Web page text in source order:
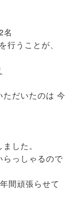
名
行うことが、
だいたのは 今
した。
っしゃるので
間頑張らせて